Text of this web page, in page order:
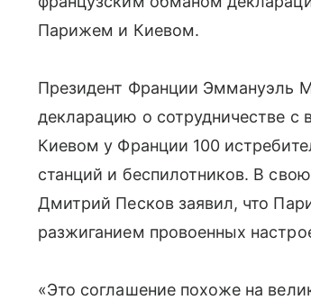
Парижем и Киевом.
Президент Франции Эммануэль
декларацию о сотрудничестве с
Киевом у Франции 100
станций и беспилотников. В
Дмитрий Песков заявил, что
разжиганием провоенных
«Это соглашение похоже на